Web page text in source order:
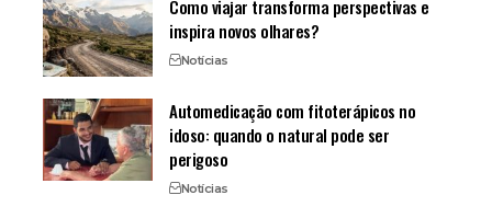
Como viajar transforma perspectivas e
inspira novos olhares?
Notícias
Automedicação com fitoterápicos no
idoso: quando o natural pode ser
perigoso
Notícias